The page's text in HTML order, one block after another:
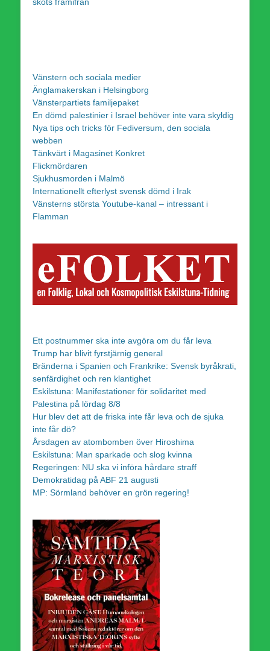
Vänstern och sociala medier
Änglamakerskan i Helsingborg
Vänsterpartiets familjepaket
En dömd palestinier i Israel behöver inte vara skyldig
Nya tips och tricks för Fediversum, den sociala
webben
Tänkvärt i Magasinet Konkret
Flickmördaren
Sjukhusmorden i Malmö
Internationellt efterlyst svensk dömd i Irak
Vänsterns största Youtube-kanal – intressant i
Flamman
Ett postnummer ska inte avgöra om du får leva
Trump har blivit fyrstjärnig general
Bränderna i Spanien och Frankrike: Svensk byråkrati,
senfärdighet och ren klantighet
Eskilstuna: Manifestationer för solidaritet med
Palestina på lördag 8/8
Hur blev det att de friska inte får leva och de sjuka
inte får dö?
Årsdagen av atombomben över Hiroshima
Eskilstuna: Man sparkade och slog kvinna
Regeringen: NU ska vi införa hårdare straff
Demokratidag på ABF 21 augusti
MP: Sörmland behöver en grön regering!